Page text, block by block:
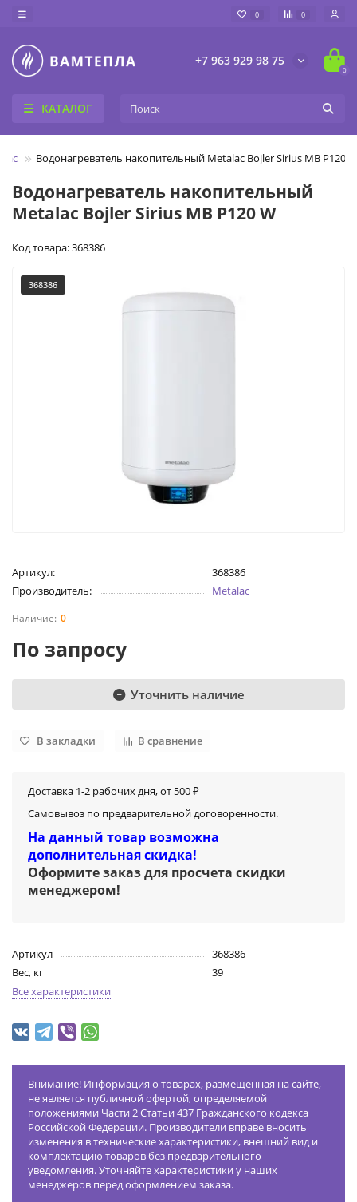
0 0
+7 963 929 98 75
0
КАТАЛОГ
Водонагреватель накопительный Metalac Bojler Sirius MB P120 W
Водонагреватель накопительный
Metalac Bojler Sirius MB P120 W
Код товара: 368386
368386
Артикул:
368386
Производитель:
Metalac
0
По запросу
Уточнить наличие
В закладки В сравнение
Доставка 1-2 рабочих дня, от 500 ₽
Самовывоз по предварительной договоренности.
На данный товар возможна
дополнительная скидка!
Оформите заказ для просчета скидки
менеджером!
Артикул
368386
Вес, кг
39
Все характеристики
Внимание! Информация о товарах, размещенная на сайте,
не является публичной офертой, определяемой
положениями Части 2 Статьи 437 Гражданского кодекса
Российской Федерации. Производители вправе вносить
изменения в технические характеристики, внешний вид и
комплектацию товаров без предварительного
уведомления. Уточняйте характеристики у наших
менеджеров перед оформлением заказа.